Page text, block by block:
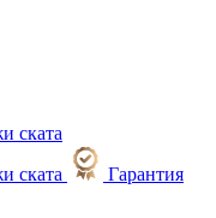
Гарантия